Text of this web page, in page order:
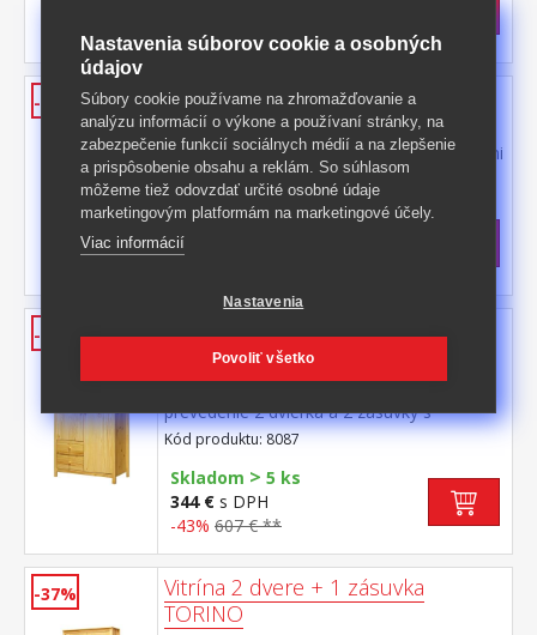
-41% 491 € **
-38% Komoda 5 zásuviek TORINO
materiál masív borovica, lakované
prevedenie 5 zásuviek s kovovými pojazdmi
Kód produktu: 8077
Skladom>5 ks
174,50 €
-43%
TORINO
prevedenie 2 dvierka a 2 zásuvky s
kovovými pojazdmi
Kód produktu: 8087
Skladom > 5 ks
344 € s DPH
-43% 607 € **
-37%
Vitrína 2 dvere + 1 zásuvka
TORINO
Nastavenia súborov cookie a osobných
údajov
Súbory cookie používame na zhromažďovanie a
analýzu informácií o výkone a používaní stránky, na
zabezpečenie funkcií sociálnych médií a na zlepšenie
a prispôsobenie obsahu a reklám. So súhlasom
môžeme tiež odovzdať určité osobné údaje
marketingovým platformám na marketingové účely.
Viac informácií
Nastavenia
Povoliť všetko